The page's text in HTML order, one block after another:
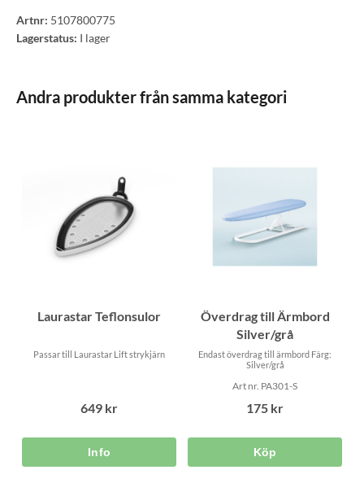
Artnr: 5107800775
Lagerstatus: I lager
Andra produkter från samma kategori
Laurastar Teflonsulor
Passar till Laurastar Lift strykjärn
649 kr
Överdrag till Ärmbord
Silver/grå
Endast överdrag till ärmbord Färg:
Silver/grå
Art nr. PA301-S
175 kr
Köp